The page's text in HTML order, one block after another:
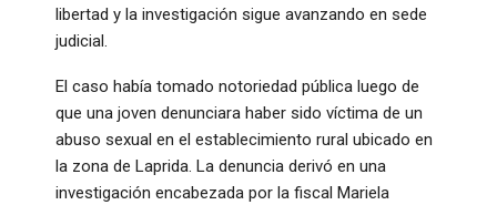
libertad y la investigación sigue avanzando en sede
judicial.
El caso había tomado notoriedad pública luego de
que una joven denunciara haber sido víctima de un
abuso sexual en el establecimiento rural ubicado en
la zona de Laprida. La denuncia derivó en una
investigación encabezada por la fiscal Mariela